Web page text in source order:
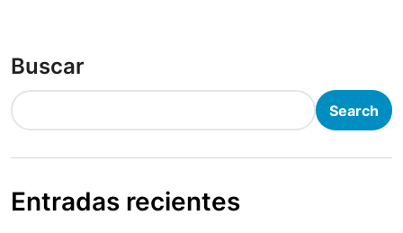
Buscar
Search
Entradas recientes